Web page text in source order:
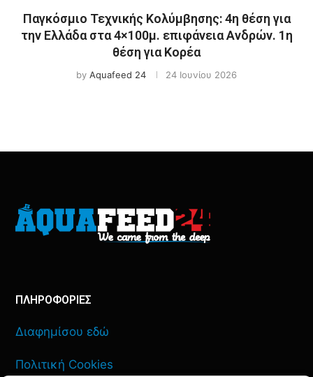
Παγκόσμιο Τεχνικής Κολύμβησης: 4η θέση για
την Ελλάδα στα 4×100μ. επιφάνεια Ανδρών. 1η
θέση για Κορέα
by Aquafeed 24 24 Ιουνίου 2026
ΠΛΗΡΟΦΟΡΙΕΣ
Διαφημίσου εδώ
Πολιτική Cookies